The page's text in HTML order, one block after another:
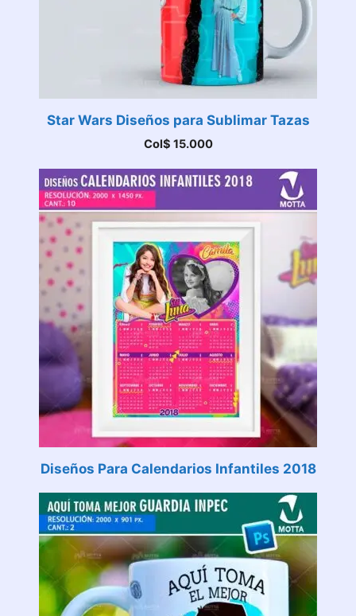
Star Wars Diseños para Sublimar Tazas
Col$ 15.000
Diseños Para Calendarios Infantiles 2018